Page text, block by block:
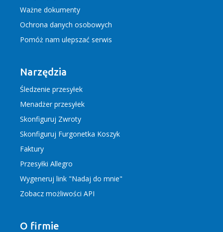
Ważne dokumenty
Ochrona danych osobowych
Pomóż nam ulepszać serwis
Narzędzia
Śledzenie przesyłek
Menadżer przesyłek
Skonfiguruj Zwroty
Skonfiguruj Furgonetka Koszyk
Faktury
Przesyłki Allegro
Wygeneruj link "Nadaj do mnie"
Zobacz możliwości API
O firmie